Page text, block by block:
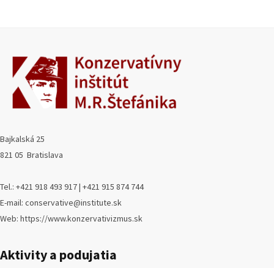
Bajkalská 25
821 05 Bratislava
Tel.: +421 918 493 917 | +421 915 874 744
E-mail: conservative@institute.sk
Web: https://www.konzervativizmus.sk
Aktivity a podujatia